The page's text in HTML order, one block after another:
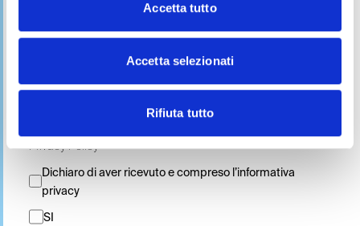
Accetta tutto
Accetta selezionati
Rifiuta tutto
Leggi la nostra Privacy Policy
Privacy Policy*
Dichiaro di aver ricevuto e compreso l’informativa
privacy
SI